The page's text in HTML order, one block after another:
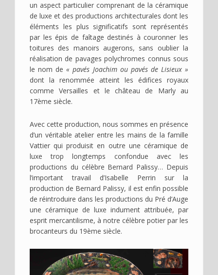
un aspect particulier comprenant de la céramique
de luxe et des productions architecturales dont les
éléments les plus significatifs sont représentés
par les épis de faîtage destinés à couronner les
toitures des manoirs augerons, sans oublier la
réalisation de pavages polychromes connus sous
le nom de« pavés Joachim ou pavés de Lisieux »
dont la renommée atteint les édifices royaux
comme Versailles et le château de Marly au
17ème siècle.
Avec cette production, nous sommes en présence
d’un véritable atelier entre les mains de la famille
Vattier qui produisit en outre une céramique de
luxe trop longtemps confondue avec les
productions du célèbre Bernard Palissy… Depuis
l’important travail d’Isabelle Perrin sur la
production de Bernard Palissy, il est enfin possible
de réintroduire dans les productions du Pré d’Auge
une céramique de luxe indument attribuée, par
esprit mercantilisme, à notre célèbre potier par les
brocanteurs du 19ème siècle.